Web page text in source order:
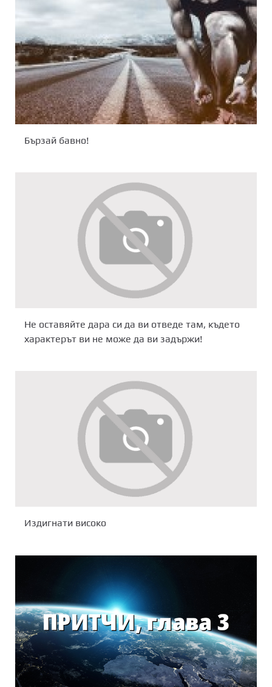
Бързай бавно!
Не оставяйте дара си да ви отведе там, където
характерът ви не може да ви задържи!
Издигнати високо